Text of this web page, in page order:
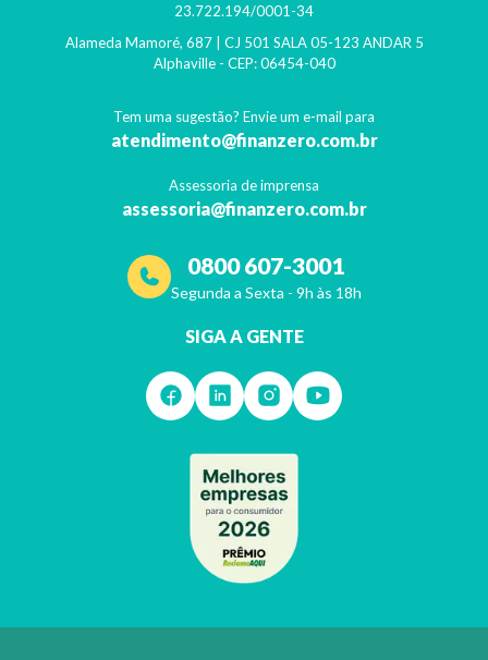
23.722.194/0001-34
Alameda Mamoré, 687 | CJ 501 SALA 05-123 ANDAR 5
Alphaville- CEP: 06454-040
Tem uma sugestão? Envie um e-mail para
atendimento@finanzero.com.br
Assessoria de imprensa
assessoria@finanzero.com.br
0800 607-3001
Segunda a Sexta - 9h às 18h
SIGA A GENTE